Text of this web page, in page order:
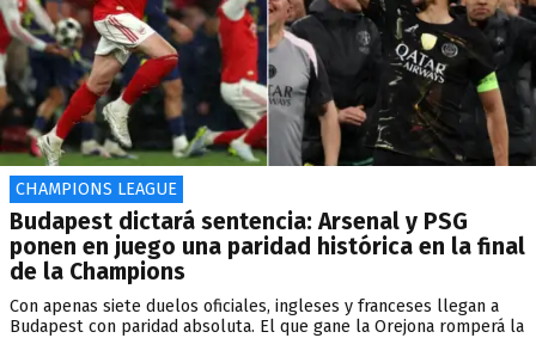
CHAMPIONS LEAGUE
Budapest dictará sentencia: Arsenal y PSG
ponen en juego una paridad histórica en la final
de la Champions
Con apenas siete duelos oficiales, ingleses y franceses llegan a
Budapest con paridad absoluta. El que gane la Orejona romperá la